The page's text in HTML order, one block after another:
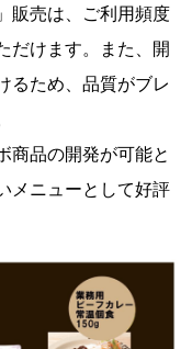
販売は、ご利用頻度
だけます。また、開
るため、品質がブレ
商品の開発が可能と
メニューとして好評